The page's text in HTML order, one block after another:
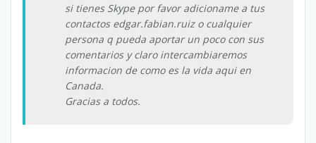
si tienes Skype por favor adicioname a tus
contactos edgar.fabian.ruiz o cualquier
persona q pueda aportar un poco con sus
comentarios y claro intercambiaremos
informacion de como es la vida aqui en
Canada.
Gracias a todos.